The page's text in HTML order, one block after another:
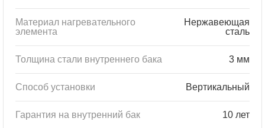
Материал нагревательного
элемента
Нержавеющая
сталь
Толщина стали внутреннего бака 3 мм
Способ установки Вертикальный
Гарантия на внутренний бак 10 лет